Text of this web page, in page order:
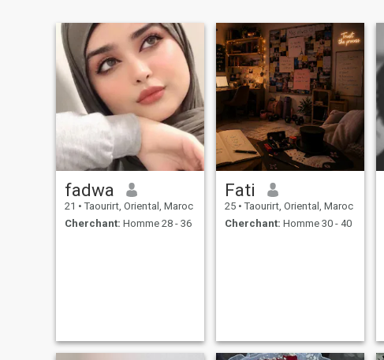
fadwa
21 • Taourirt, Oriental, Maroc
Cherchant: Homme 28 - 36
Fati
25 • Taourirt, Oriental, Maroc
Cherchant: Homme 30 - 40